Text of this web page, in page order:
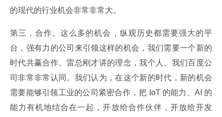
的现代的行业机会非常非常大。
第三，合作。这么多的机会，纵观历史都需要强大的平
台，强有力的公司来引领这样的机会，我们需要一个新的
时代共赢合作。雷总刚才讲的理念，我个人、我们百度公
司非常非常认同。我们认为，在这个新的时代，新的机会
需要能够引领工业的公司紧密合作，把 IoT 的能力、AI 的
能力有机地结合在一起，开放给合作伙伴，开放给开发